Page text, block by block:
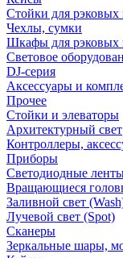
Стойки для рэковых
Чехлы, сумки
Шкафы для рэковых
Световое
DJ-серия
Аксессуары и
Прочее
Стойки и элеваторы
Архитектурный свет
Контроллеры,
Приборы
Светодиодные
Вращающиеся
Заливной свет
Лучевой свет (Spot)
Сканеры
Зеркальные шары,